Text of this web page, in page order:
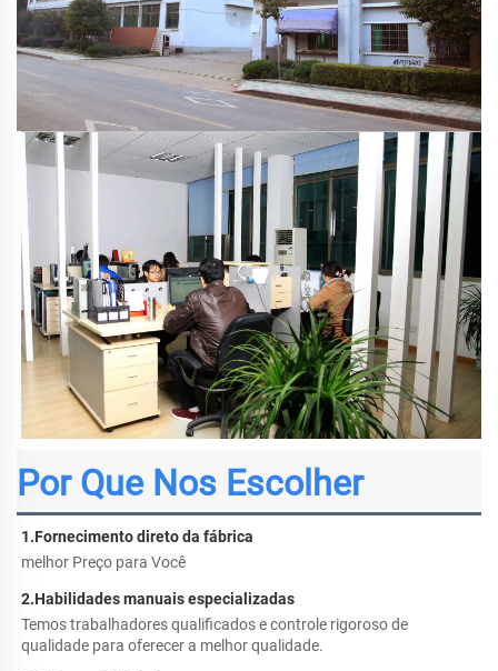
Por Que Nos Escolher
1.Fornecimento direto da fábrica
melhor Preço para Você
2.Habilidades manuais especializadas
Temos trabalhadores qualificados e controle rigoroso de
qualidade para oferecer a melhor qualidade.